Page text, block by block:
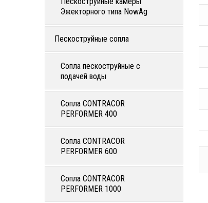
Эжекторного типа NowAg
Пескоструйные сопла
Сопла пескоструйные с
подачей воды
Сопла CONTRACOR
PERFORMER 400
Сопла CONTRACOR
PERFORMER 600
Сопла CONTRACOR
PERFORMER 1000